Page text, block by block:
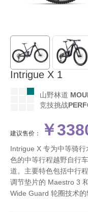
Intrigue X 1
山野林道
竞技挑战
建议售价： ￥
Intrigue X 专为中等骑
色的中等行程越野自行
道。主要特色包括中行
调节垫片的 Maestro 3
Wide Guard 轮圈技术的